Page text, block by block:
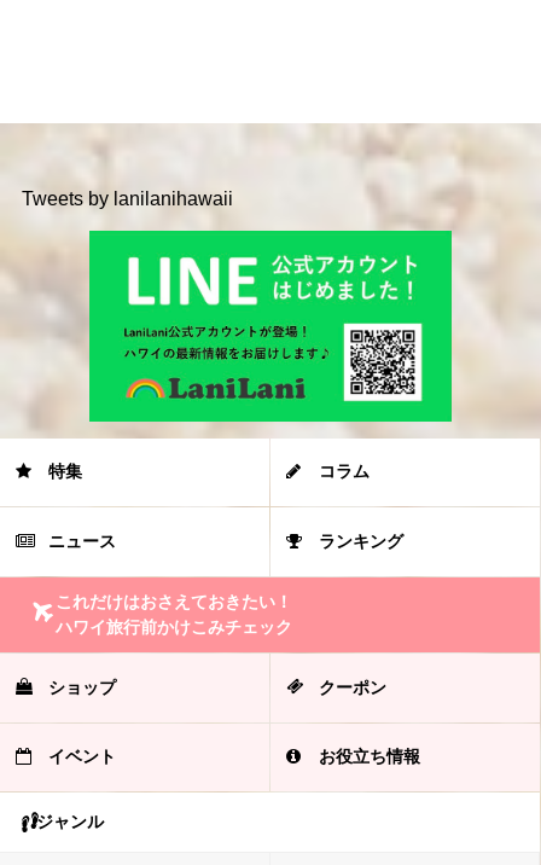
Tweets by lanilanihawaii
特集 コラム
ニュース ランキング
これだけはおさえておきたい！
ハワイ旅行前かけこみチェック
ショップ クーポン
イベント お役立ち情報
ジャンル